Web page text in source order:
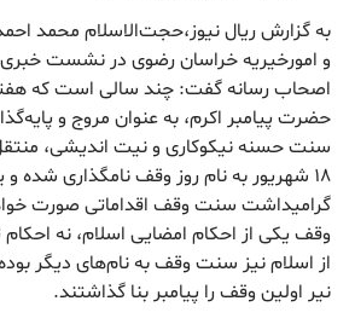
به گزارش ریال نیوز،حجت‌الاسلام محمد
و امورخیریه خراسان رضوی در نشست
اصحاب رسانه گفت: چند سالی است که
حضرت پیامبر اکرم، به عنوان مروج و
سنت حسنه نیکوکاری و نیت اندیشی،
۱۸ شهریور به نام روز وقف نامگذاری شده
گرامیداشت سنت وقف اقداماتی صورت
وقف یکی از احکام امضایی اسلام، نه
از اسلام نیز سنت وقف به نام‌های دیگر
نیر اولین وقف را پیامبر بنا گذاشتند.